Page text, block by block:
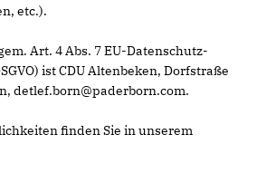
etc.).
Art. 4 Abs. 7 EU-Datenschutz-
ist CDU Altenbeken, Dorfstraße
detlef.born@paderborn.com.
finden Sie in unserem